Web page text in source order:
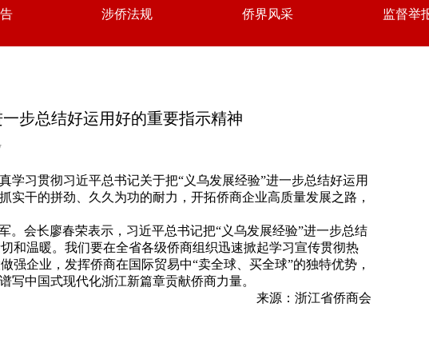
涉侨法规 侨界风采 监督举
步总结好运用好的重要指示精神
习贯彻习近平总书记关于把“义乌发展经验”进一步总结好运用
干的拼劲、久久为功的耐力，开拓侨商企业高质量发展之路，
。会长廖春荣表示，习近平总书记把“义乌发展经验”进一步总结
和温暖。我们要在全省各级侨商组织迅速掀起学习宣传贯彻热
企业，发挥侨商在国际贸易中“卖全球、买全球”的独特优势，
写中国式现代化浙江新篇章贡献侨商力量。
来源：浙江省侨商会